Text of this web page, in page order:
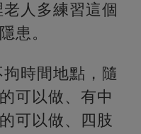
人多練習這個
患。
時間地點，隨
可以做、有中
可以做、四肢